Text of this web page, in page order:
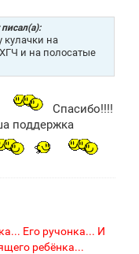
кулачки на
и на полосатые
Спасибо!!!!
поддержка
Его ручонка... И
ребёнка...